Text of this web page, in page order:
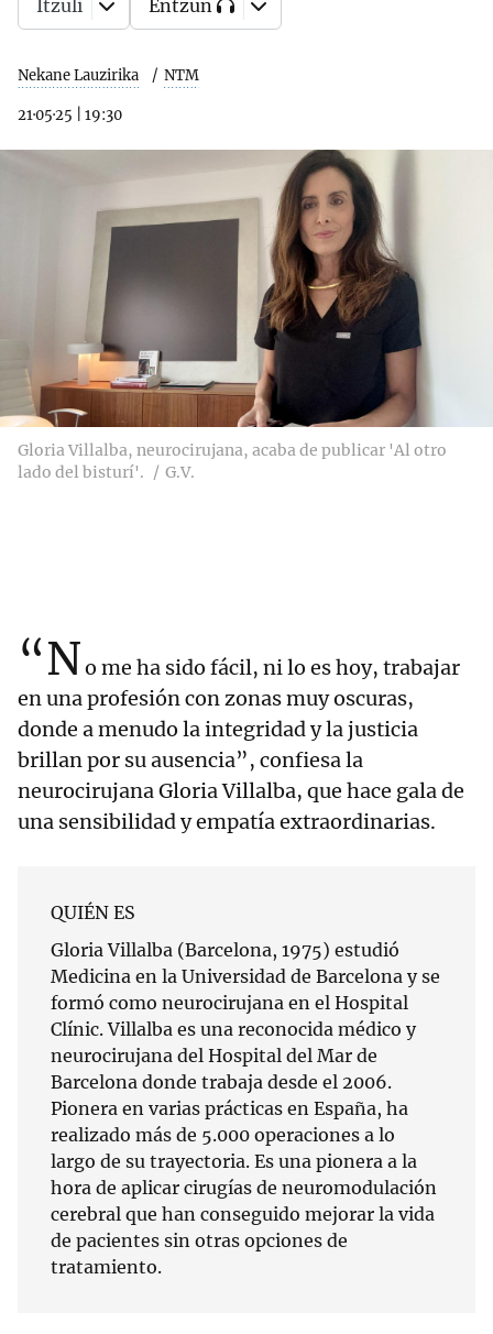
Nekane Lauzirika NTM
21·05·25 19:30
Itzuli Entzun
Gloria Villalba, neurocirujana, acaba de publicar 'Al otro
lado del bisturí'.
G.V.
“No me ha sido fácil, ni lo es hoy, trabajar
en una profesión con zonas muy oscuras,
donde a menudo la integridad y la justicia
brillan por su ausencia”, confiesa la
neurocirujana Gloria Villalba, que hace gala de
una sensibilidad y empatía extraordinarias.
QUIÉN ES
Gloria Villalba (Barcelona, 1975) estudió
Medicina en la Universidad de Barcelona y se
formó como neurocirujana en el Hospital
Clínic. Villalba es una reconocida médico y
neurocirujana del Hospital del Mar de
Barcelona donde trabaja desde el 2006.
Pionera en varias prácticas en España, ha
realizado más de 5.000 operaciones a lo
largo de su trayectoria. Es una pionera a la
hora de aplicar cirugías de neuromodulación
cerebral que han conseguido mejorar la vida
de pacientes sin otras opciones de
tratamiento.